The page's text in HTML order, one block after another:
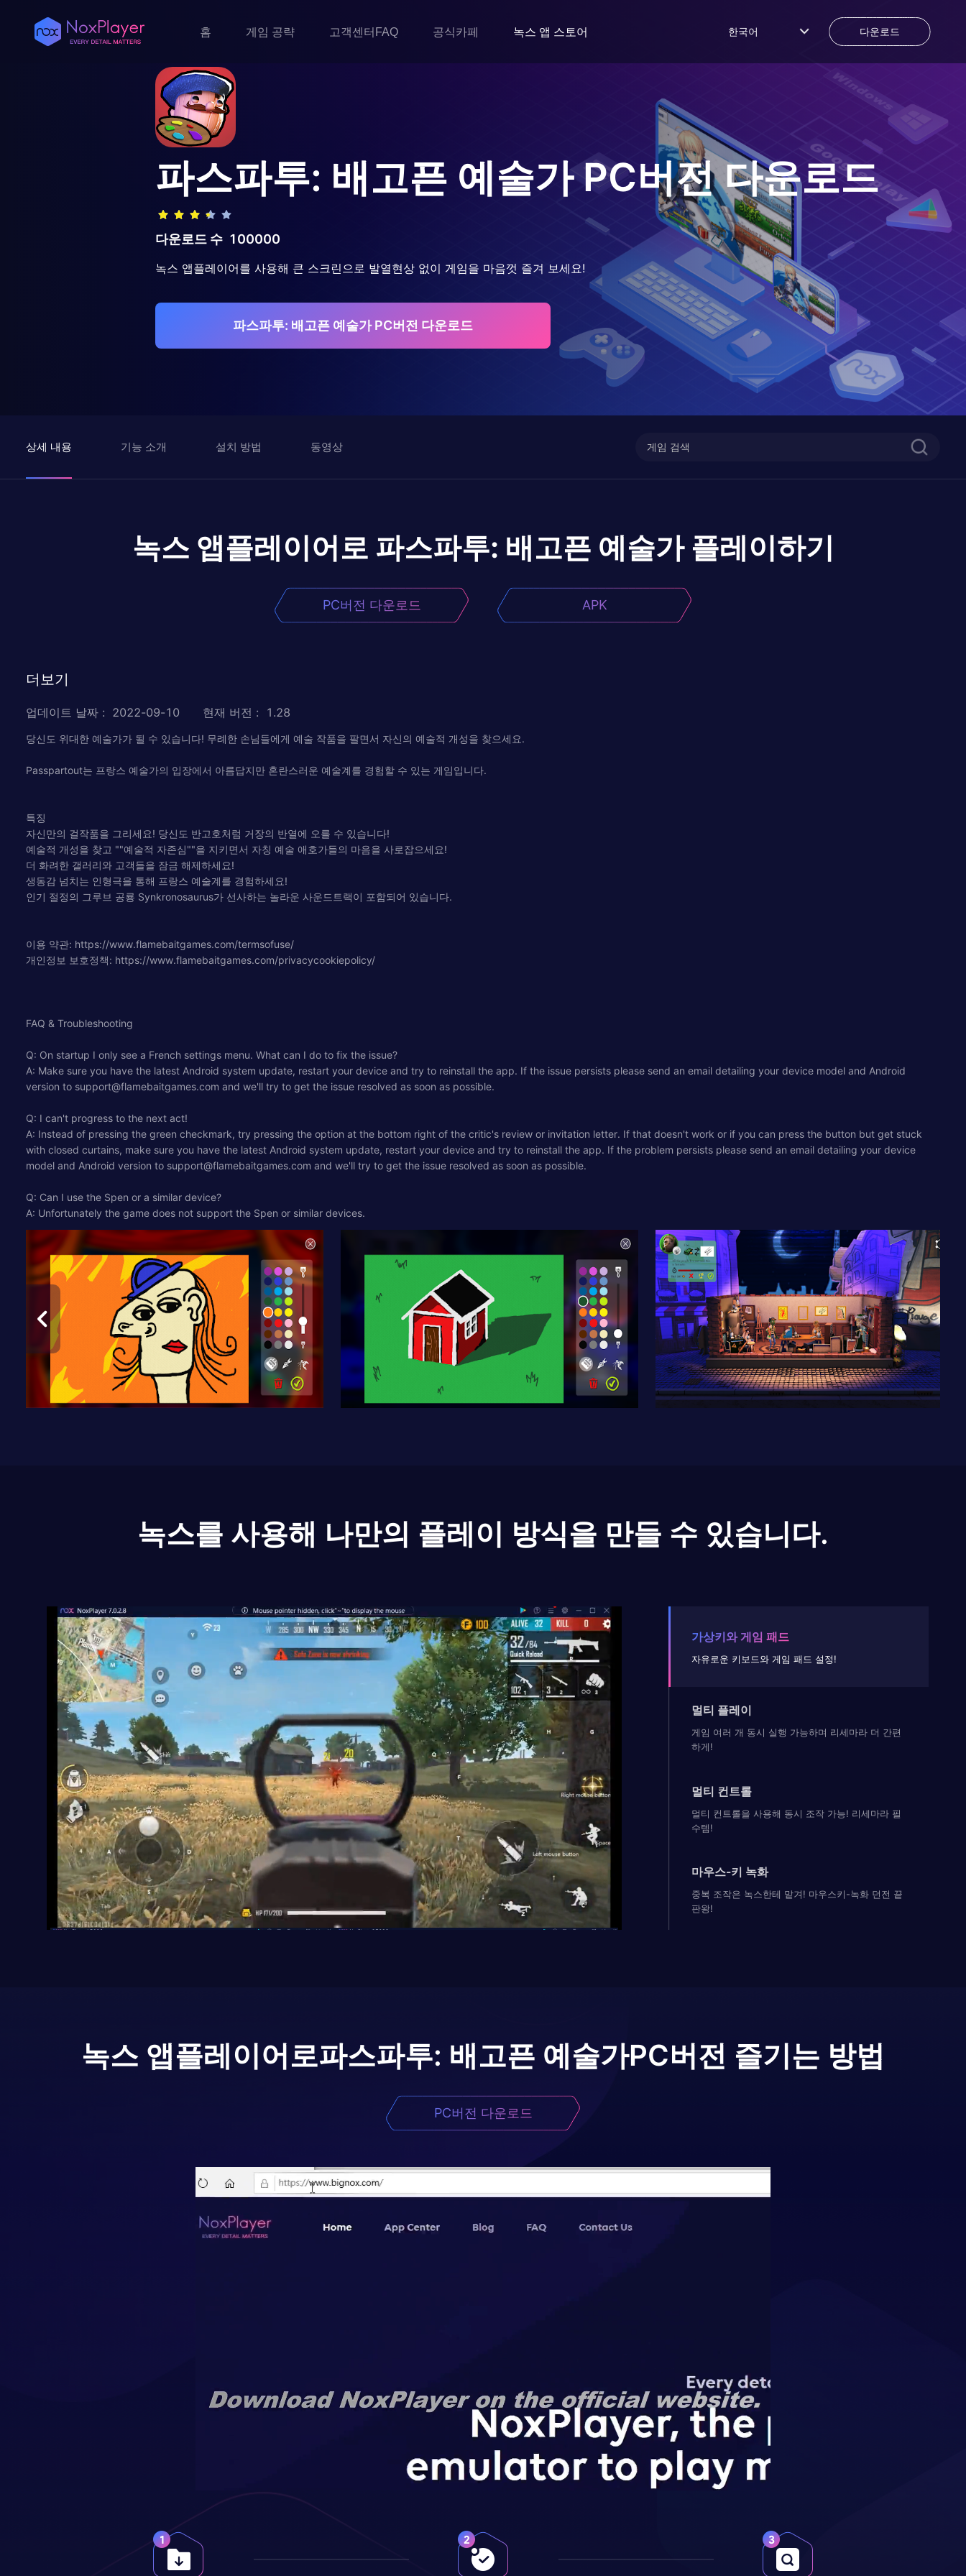
홈 게임 공략 고객센터FAQ 공식카페 녹스 앱 스토어 한국어 다운로드
파스파투: 배고픈 예술가PC버전 다운로드
다운로드 수 100000
녹스 앱플레이어를 사용해 큰 스크린으로 발열현상 없이 게임을 마음껏 즐겨 보세요!
파스파투: 배고픈 예술가 PC버전 다운로드
상세 내용 기능 소개 설치 방법 동영상
녹스 앱플레이어로 파스파투: 배고픈 예술가 플레이하기
PC버전 다운로드 APK
더보기
업데이트 날짜 : 2022-09-10 현재 버전 : 1.28
당신도 위대한 예술가가 될 수 있습니다! 무례한 손님들에게 예술 작품을 팔면서 자신의 예술적 개성을 찾으세요.
Passpartout는 프랑스 예술가의 입장에서 아름답지만 혼란스러운 예술계를 경험할 수 있는 게임입니다.
특징
자신만의 걸작품을 그리세요! 당신도 반고호처럼 거장의 반열에 오를 수 있습니다!
예술적 개성을 찾고 ""예술적 자존심""을 지키면서 자칭 예술 애호가들의 마음을 사로잡으세요!
더 화려한 갤러리와 고객들을 잠금 해제하세요!
생동감 넘치는 인형극을 통해 프랑스 예술계를 경험하세요!
인기 절정의 그루브 공룡 Synkronosaurus가 선사하는 놀라운 사운드트랙이 포함되어 있습니다.
이용 약관: https://www.flamebaitgames.com/termsofuse/
개인정보 보호정책: https://www.flamebaitgames.com/privacycookiepolicy/
FAQ & Troubleshooting
Q: On startup I only see a French settings menu. What can I do to fix the issue?
A: Make sure you have the latest Android system update, restart your device and try to reinstall the app. If the issue persists please send an email detailing your device model and Android
version to support@flamebaitgames.com and we'll try to get the issue resolved as soon as possible.
Q: I can't progress to the next act!
A: Instead of pressing the green checkmark, try pressing the option at the bottom right of the critic's review or invitation letter. If that doesn't work or if you can press the button but get stuck
with closed curtains, make sure you have the latest Android system update, restart your device and try to reinstall the app. If the problem persists please send an email detailing your device
model and Android version to support@flamebaitgames.com and we'll try to get the issue resolved as soon as possible.
Q: Can I use the Spen or a similar device?
A: Unfortunately the game does not support the Spen or similar devices.
녹스를 사용해 나만의 플레이 방식을 만들 수 있습니다.
가상키와 게임 패드
자유로운 키보드와 게임 패드 설정!
멀티 플레이
게임 여러 개 동시 실행 가능하며 리세마라 더 간편
하게!
멀티 컨트롤
멀티 컨트롤을 사용해 동시 조작 가능! 리세마라 필
수템!
마우스-키 녹화
중복 조작은 녹스한테 맡겨! 마우스키-녹화 던전 끝
판왕!
녹스 앱플레이어로파스파투: 배고픈 예술가PC버전 즐기는 방법
PC버전 다운로드